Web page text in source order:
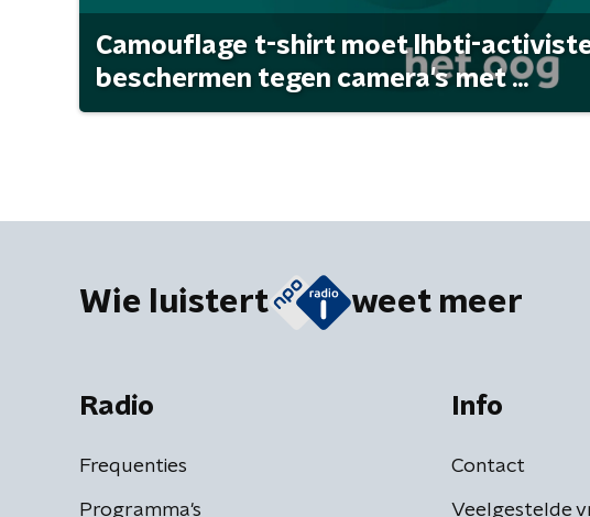
Camouflage t-shirt moet lhbti-
beschermen tegen camera's met ...
Wie luistert weet meer
Radio
Frequenties
Programma's
Info
Contact
Veelgestelde